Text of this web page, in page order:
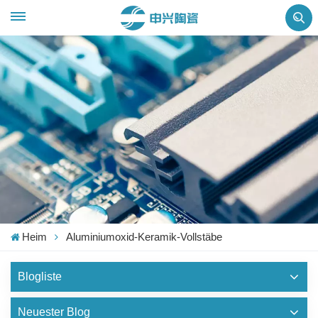
Heim Aluminiumoxid-Keramik-Vollstäbe
Blogliste
Neuester Blog